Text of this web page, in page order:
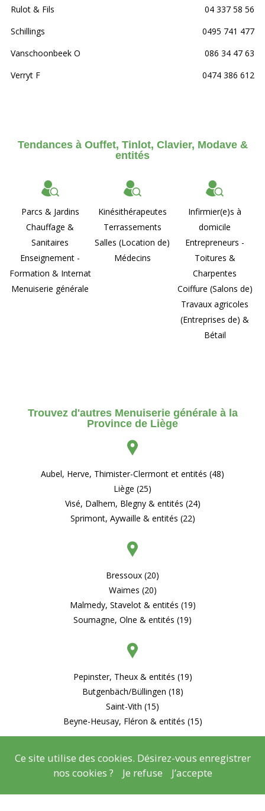
Rulot & Fils
04 337 58 56
Schillings
0495 741 477
Vanschoonbeek O
086 34 47 63
Verryt F
0474 386 612
Tendances à Ouffet, Tinlot, Clavier, Modave &
entités
Parcs & Jardins
Chauffage &
Sanitaires
Enseignement -
Formation & Internat
Menuiserie générale
Kinésithérapeutes
Terrassements
Salles (Location de)
Médecins
Infirmier(e)s à
domicile
Entrepreneurs -
Toitures &
Charpentes
Coiffure (Salons de)
Travaux agricoles
(Entreprises de) &
Bétail
Trouvez d'autres Menuiserie générale à la
Province de Liège
Aubel, Herve, Thimister-Clermont et entités (48)
Liège (25)
Visé, Dalhem, Blegny & entités (24)
Sprimont, Aywaille & entités (22)
Bressoux (20)
Waimes (20)
Malmedy, Stavelot & entités (19)
Soumagne, Olne & entités (19)
Pepinster, Theux & entités (19)
Butgenbäch/Büllingen (18)
Saint-Vith (15)
Beyne-Heusay, Fléron & entités (15)
© CopyrightMentions légales- Copyright2026
Ce site utilise des cookies. Désirez-vous enregistrer
nos cookies ?
Je refuse J’accepte